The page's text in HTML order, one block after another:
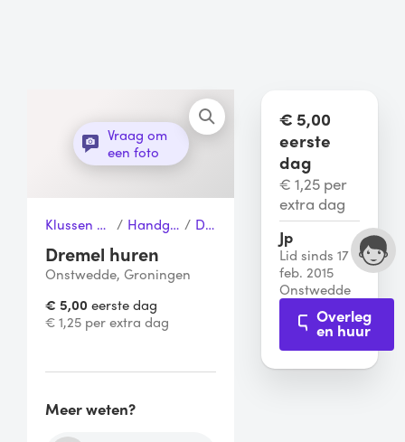
Vraag om
een foto
Klussen & Gereedschap / Handgereedschap / Dremel
Dremel huren
Onstwedde, Groningen
€ 5,00 eerste dag
€ 1,25 per extra dag
Meer weten?
€ 5,00
eerste
dag
€ 1,25 per
extra dag
Jp
Lid sinds 17
feb. 2015
Onstwedde
Overleg
en huur